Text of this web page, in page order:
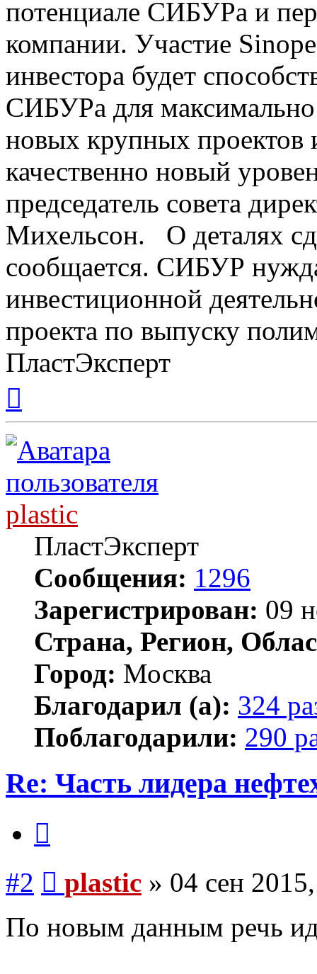
потенциале СИБУРа и
компании. Участие
инвестора будет
СИБУРа для
новых крупных проектов
качественно новый
председатель совета
Михельсон. О деталях
сообщается. СИБУР
инвестиционной
проекта по выпуску
ПластЭксперт
началу
plastic
ПластЭксперт
Сообщения: 1296
Зарегистрирован: 09
Страна, Регион,
Город: Москва
Благодарил (а): 324
Поблагодарили: 290
Re: Часть лидера
#2 plastic » 04 сен
По новым данным речь